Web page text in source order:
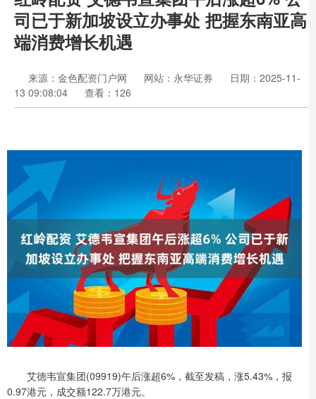
司已于新加坡设立办事处 把握东南亚高
端消费增长机遇
来源：金色配资门户网 网站：永华证券
日期：2025-11-
13 09:08:04
查看：126
艾德韦宣集团(09919)午后涨超6%，截至发稿，涨5.43%，报
0.97港元，成交额122.7万港元。